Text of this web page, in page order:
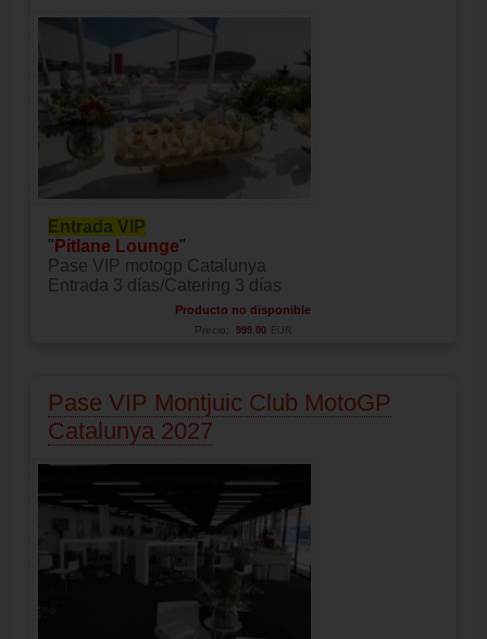
Entrada VIP
" Pitlane Lounge"
Pase VIP motogp Catalunya
Entrada 3 días/Catering 3 días
Producto no disponible
Precio: 999.00 EUR
Pase VIP Montjuic Club MotoGP
Catalunya 2027